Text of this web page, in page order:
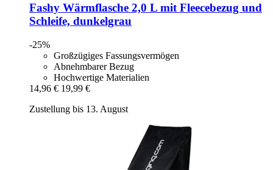
Fashy Wärmflasche 2,0 L mit Fleecebezug und
Schleife, dunkelgrau
-25%
Großzügiges Fassungsvermögen
Abnehmbarer Bezug
Hochwertige Materialien
14,96 € 19,99 €
Zustellung bis 13. August